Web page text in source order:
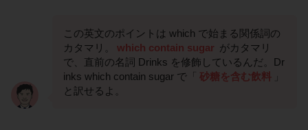
この英文のポイントは which で始まる関係詞の
カタマリ。
which contain sugar がカタマリ
で、直前の名詞 Drinks を修飾しているんだ。Dr
inks which contain sugar で「 砂糖を含む飲料
と訳せるよ。